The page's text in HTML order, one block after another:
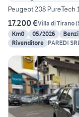
Peugeot 208 PureTech
17.200 €Villa di Tirano(
Km0
05/2026
Rivenditore PAREDI